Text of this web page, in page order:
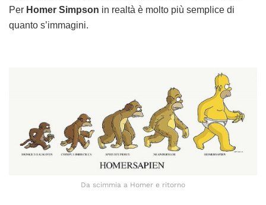
Per Homer Simpson in realtà è molto più semplice di
quanto s’immagini.
Da scimmia a Homer e ritorno